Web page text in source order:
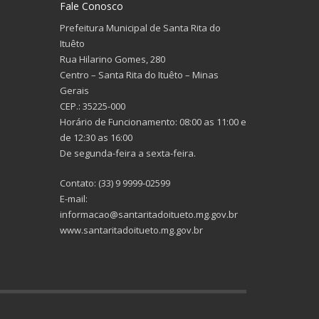
Fale Conosco
Prefeitura Municipal de Santa Rita do
Ituêto
Rua Hilarino Gomes, 280
Centro – Santa Rita do Ituêto – Minas
Gerais
CEP.: 35225-000
Horário de Funcionamento: 08:00 as 11:00 e
de 12:30 as 16:00
De segunda-feira a sexta-feira.
Contato: (33) 9 9999-02599
E-mail:
informacao@santaritadoitueto.mg.gov.br
www.santaritadoitueto.mg.gov.br